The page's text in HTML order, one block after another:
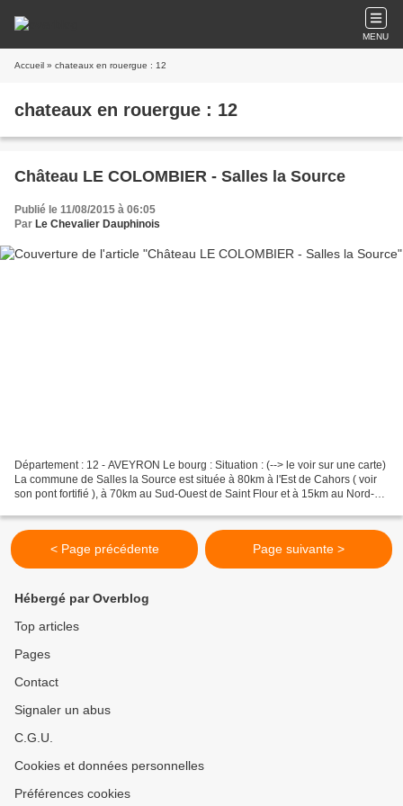
MENU
Accueil » chateaux en rouergue : 12
chateaux en rouergue : 12
Château LE COLOMBIER - Salles la Source
Publié le 11/08/2015 à 06:05
Par Le Chevalier Dauphinois
Département : 12 - AVEYRON Le bourg : Situation : (--> le voir sur une carte)
La commune de Salles la Source est située à 80km à l'Est de Cahors ( voir
son pont fortifié ), à 70km au Sud-Ouest de Saint Flour et à 15km au Nord-
< Page précédente Page suivante >
Hébergé par Overblog
Top articles
Pages
Contact
Signaler un abus
C.G.U.
Cookies et données personnelles
Préférences cookies